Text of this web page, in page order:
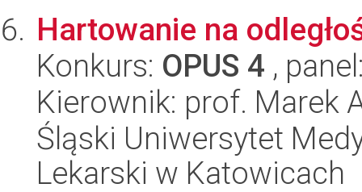
Hartowanie na
Konkurs: OPUS 4 ,
Kierownik: prof. Marek
Śląski Uniwersytet
Lekarski w Katowicach